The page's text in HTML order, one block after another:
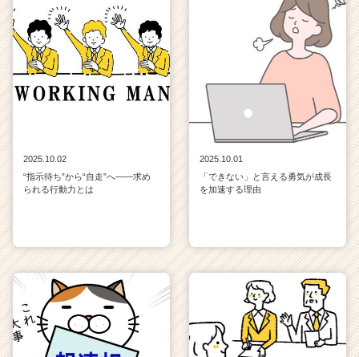
2025.10.02
“指示待ち”から“自走”へ——求め
られる行動力とは
2025.10.01
「できない」と言える勇気が成長
を加速する理由